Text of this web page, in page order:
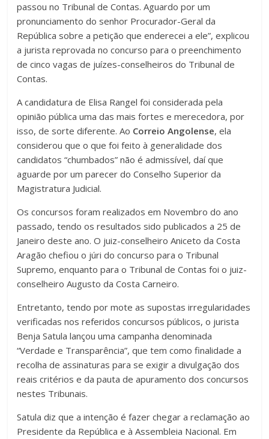
passou no Tribunal de Contas. Aguardo por um
pronunciamento do senhor Procurador-Geral da
República sobre a petição que enderecei a ele”, explicou
a jurista reprovada no concurso para o preenchimento
de cinco vagas de juízes-conselheiros do Tribunal de
Contas.
A candidatura de Elisa Rangel foi considerada pela
opinião pública uma das mais fortes e merecedora, por
isso, de sorte diferente. Ao Correio Angolense, ela
considerou que o que foi feito à generalidade dos
candidatos “chumbados” não é admissível, daí que
aguarde por um parecer do Conselho Superior da
Magistratura Judicial.
Os concursos foram realizados em Novembro do ano
passado, tendo os resultados sido publicados a 25 de
Janeiro deste ano. O juiz-conselheiro Aniceto da Costa
Aragão chefiou o júri do concurso para o Tribunal
Supremo, enquanto para o Tribunal de Contas foi o juiz-
conselheiro Augusto da Costa Carneiro.
Entretanto, tendo por mote as supostas irregularidades
verificadas nos referidos concursos públicos, o jurista
Benja Satula lançou uma campanha denominada
“Verdade e Transparência”, que tem como finalidade a
recolha de assinaturas para se exigir a divulgação dos
reais critérios e da pauta de apuramento dos concursos
nestes Tribunais.
Satula diz que a intenção é fazer chegar a reclamação ao
Presidente da República e à Assembleia Nacional. Em